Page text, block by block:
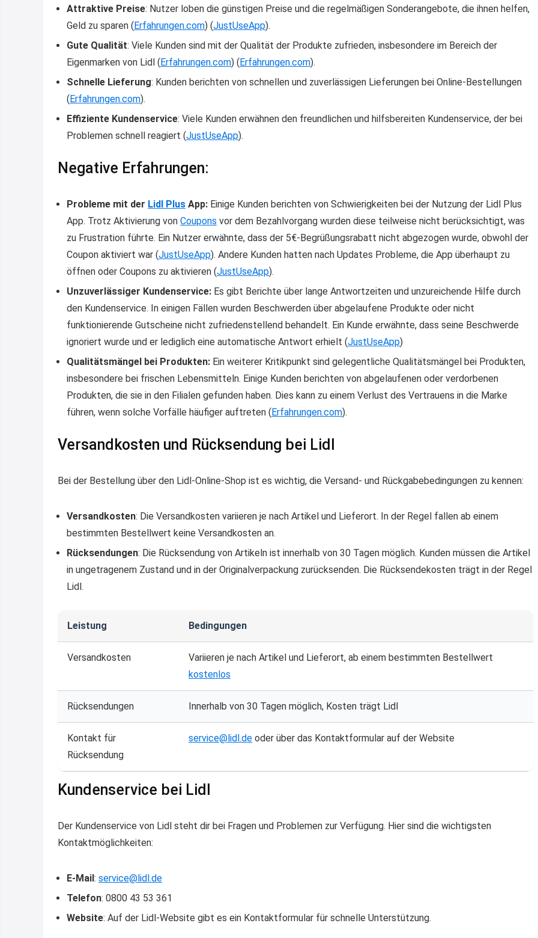
Attraktive Preise: Nutzer loben die günstigen Preise und die regelmäßigen Sonderangebote, die ihnen helfen,
Geld zu sparen​ (Erfahrungen.com) (JustUseApp)​.
Gute Qualität: Viele Kunden sind mit der Qualität der Produkte zufrieden, insbesondere im Bereich der
Eigenmarken von Lidl​ (Erfahrungen.com) (Erfahrungen.com)​.
Schnelle Lieferung: Kunden berichten von schnellen und zuverlässigen Lieferungen bei Online-Bestellungen​
(Erfahrungen.com)​.
Effiziente Kundenservice: Viele Kunden erwähnen den freundlichen und hilfsbereiten Kundenservice, der bei
Problemen schnell reagiert​ (JustUseApp)​.
Negative Erfahrungen:
Probleme mit der Lidl Plus App: Einige Kunden berichten von Schwierigkeiten bei der Nutzung der Lidl Plus
App. Trotz Aktivierung von Coupons vor dem Bezahlvorgang wurden diese teilweise nicht berücksichtigt, was
zu Frustration führte. Ein Nutzer erwähnte, dass der 5€-Begrüßungsrabatt nicht abgezogen wurde, obwohl der
Coupon aktiviert war​ (JustUseApp)​. Andere Kunden hatten nach Updates Probleme, die App überhaupt zu
öffnen oder Coupons zu aktivieren​ (JustUseApp)​.
Unzuverlässiger Kundenservice: Es gibt Berichte über lange Antwortzeiten und unzureichende Hilfe durch
den Kundenservice. In einigen Fällen wurden Beschwerden über abgelaufene Produkte oder nicht
funktionierende Gutscheine nicht zufriedenstellend behandelt. Ein Kunde erwähnte, dass seine Beschwerde
ignoriert wurde und er lediglich eine automatische Antwort erhielt​ (JustUseApp)
Qualitätsmängel bei Produkten: Ein weiterer Kritikpunkt sind gelegentliche Qualitätsmängel bei Produkten,
insbesondere bei frischen Lebensmitteln. Einige Kunden berichten von abgelaufenen oder verdorbenen
Produkten, die sie in den Filialen gefunden haben. Dies kann zu einem Verlust des Vertrauens in die Marke
führen, wenn solche Vorfälle häufiger auftreten​ (Erfahrungen.com)​.
Versandkosten und Rücksendung bei Lidl
Bei der Bestellung über den Lidl-Online-Shop ist es wichtig, die Versand- und Rückgabebedingungen zu kennen:
Versandkosten: Die Versandkosten variieren je nach Artikel und Lieferort. In der Regel fallen ab einem
bestimmten Bestellwert keine Versandkosten an.
Rücksendungen: Die Rücksendung von Artikeln ist innerhalb von 30 Tagen möglich. Kunden müssen die Artikel
in ungetragenem Zustand und in der Originalverpackung zurücksenden. Die Rücksendekosten trägt in der Regel
Lidl.
Leistung Bedingungen
Versandkosten
Variieren je nach Artikel und Lieferort, ab einem bestimmten Bestellwert
kostenlos
Rücksendungen Innerhalb von 30 Tagen möglich, Kosten trägt Lidl
Kontakt für
Rücksendung
service@lidl.de oder über das Kontaktformular auf der Website
Kundenservice bei Lidl
Der Kundenservice von Lidl steht dir bei Fragen und Problemen zur Verfügung. Hier sind die wichtigsten
Kontaktmöglichkeiten:
E-Mail: service@lidl.de
Telefon: 0800 43 53 361
Website: Auf der Lidl-Website gibt es ein Kontaktformular für schnelle Unterstützung.